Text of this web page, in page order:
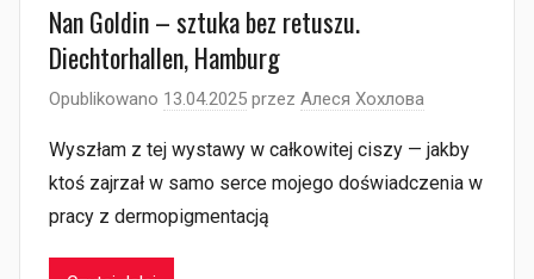
Nan Goldin – sztuka bez retuszu.
Diechtorhallen, Hamburg
Opublikowano 13.04.2025 przez Алеся Хохлова
Wyszłam z tej wystawy w całkowitej ciszy — jakby
ktoś zajrzał w samo serce mojego doświadczenia w
pracy z dermopigmentacją